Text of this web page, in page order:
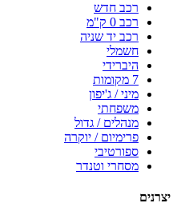
רכב חדש
רכב 0 ק"מ
רכב יד שניה
חשמלי
היברידי
7 מקומות
מיני / ג'יפון
משפחתי
מנהלים / גדול
פרימיום / יוקרה
ספורטיבי
מסחרי וטנדר
יצרנים